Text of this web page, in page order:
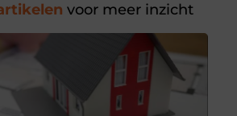
voor meer inzicht